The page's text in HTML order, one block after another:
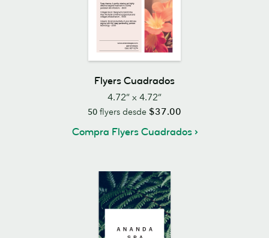
Flyers Cuadrados
4.72” x 4.72”
50 flyers desde $37.00
Compra Flyers Cuadrados